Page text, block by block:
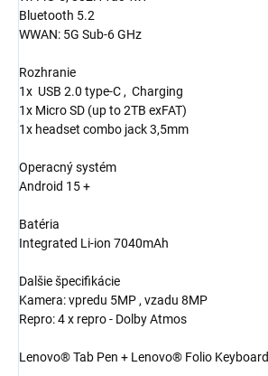
Bluetooth 5.2
WWAN: 5G Sub-6 GHz
Rozhranie
1x USB 2.0 type-C , Charging
1x Micro SD (up to 2TB exFAT)
1x headset combo jack 3,5mm
Operacný systém
Android 15 +
Batéria
Integrated Li-ion 7040mAh
Dalšie špecifikácie
Kamera: vpredu 5MP , vzadu 8MP
Repro: 4 x repro - Dolby Atmos
Lenovo® Tab Pen + Lenovo® Folio Keyboard